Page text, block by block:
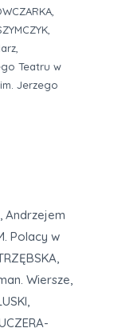
Teatru w
Jerzego
Andrzejem
Polacy w
Wiersze,